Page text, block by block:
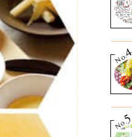
No.
4
No.
5